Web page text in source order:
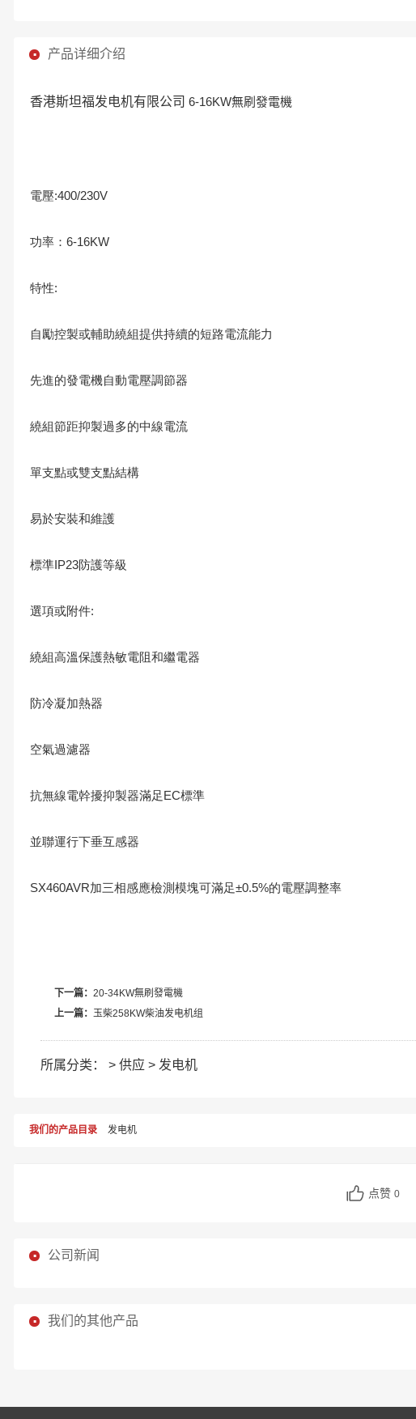
产品详细介绍
香港斯坦福发电机有限公司 6-16KW無刷發電機
電壓:400/230V
功率：6-16KW
特性:
自勵控製或輔助繞組提供持續的短路電流能力
先進的發電機自動電壓調節器
繞組節距抑製過多的中線電流
單支點或雙支點結構
易於安裝和維護
標準IP23防護等級
選項或附件:
繞組高溫保護熱敏電阻和繼電器
防冷凝加熱器
空氣過濾器
抗無線電幹擾抑製器滿足EC標準
並聯運行下垂互感器
SX460AVR加三相感應檢測模塊可滿足±0.5%的電壓調整率
下一篇： 20-34KW無刷發電機
上一篇： 玉柴258KW柴油发电机组
所属分类： > 供应 > 发电机
我们的产品目录 发电机
点赞 0
公司新闻
我们的其他产品